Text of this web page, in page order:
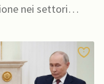
nei settori